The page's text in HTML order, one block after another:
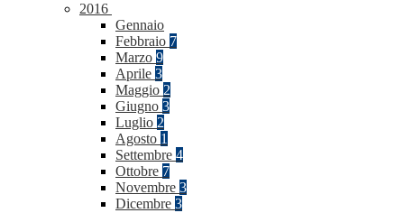
2016
Gennaio
Febbraio 7
Marzo 9
Aprile 3
Maggio 2
Giugno 3
Luglio 2
Agosto 1
Settembre 4
Ottobre 7
Novembre 3
Dicembre 3